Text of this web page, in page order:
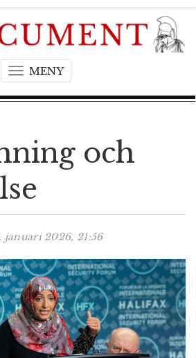
MENYT
g
e
n
g
t
i
o
n
och
januari 2026, 21:56